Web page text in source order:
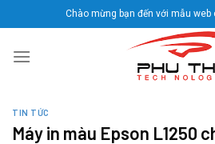
to
content
Chào mừng bạn đến với mẫu web
TIN TỨC
Máy in màu Epson L1250